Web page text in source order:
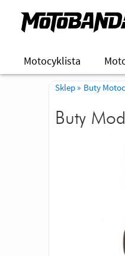
Motocyklista
Sklep » Buty
Buty